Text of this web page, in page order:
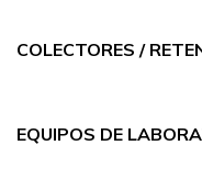
COLECTORES /
EQUIPOS DE